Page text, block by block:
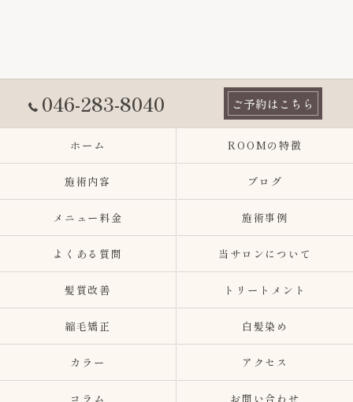
046-283-8040 ご予約はこちら
ホーム ROOMの特徴
施術内容 ブログ
メニュー料金 施術事例
よくある質問 当サロンについて
髪質改善 トリートメント
縮毛矯正 白髪染め
カラー アクセス
コラム お問い合わせ